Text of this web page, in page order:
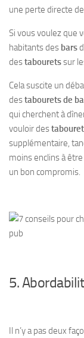
une perte directe
Si vous voulez que
habitants des bars
destabouretssur
Cela suscite un
destabourets de
qui cherchent à
vouloir des
supplémentaire,
moins enclins à
un bon compromis.
5.
Il n’y a pas deux